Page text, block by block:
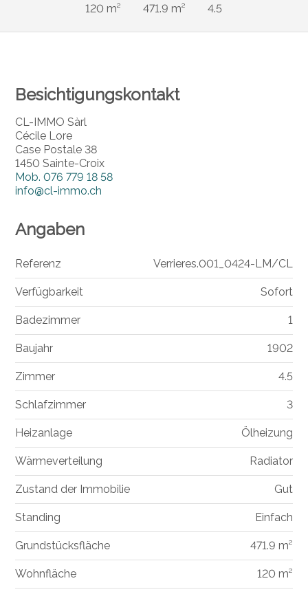
120 m² 471.9 m² 4.5
Besichtigungskontakt
CL-IMMO Sàrl
Cécile Lore
Case Postale 38
1450 Sainte-Croix
Mob.076 779 18 58
info@cl-immo.ch
Angaben
Referenz Verrieres.001_0424-LM/CL
Verfügbarkeit Sofort
Badezimmer 1
Baujahr 1902
Zimmer 4.5
Schlafzimmer 3
Heizanlage Ölheizung
Wärmeverteilung Radiator
Zustand der Immobilie Gut
Standing Einfach
Grundstücksfläche 471.9 m²
Wohnfläche 120 m²